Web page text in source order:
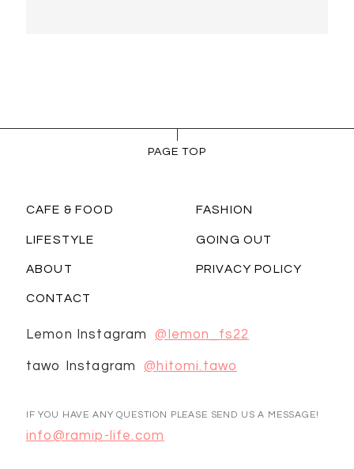
PAGE TOP
CAFE & FOOD FASHION
LIFESTYLE GOING OUT
ABOUT PRIVACY POLICY
CONTACT
Lemon Instagram @lemon_fs22
tawo Instagram @hitomi.tawo
IF YOU HAVE ANY QUESTION PLEASE SEND US A MESSAGE!
info@ramip-life.com